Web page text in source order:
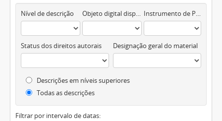
Nível de descrição Objeto digital disponível Instrumento de Pesquisa
Status dos direitos autorais Designação geral do material
Descrições em níveis superiores
Todas as descrições
Filtrar por intervalo de datas: